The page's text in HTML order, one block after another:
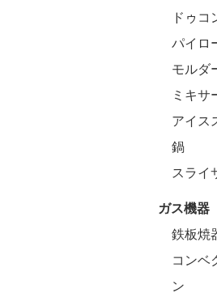
ドゥコ
パイロ
モルダ
ミキサ
アイス
鍋
スライ
ガス機器
鉄板焼
コンベ
ン